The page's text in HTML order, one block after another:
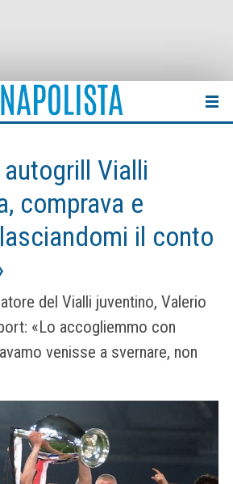
Vialli
comprava e
il conto
del Vialli juventino, Valerio
«Lo accogliemmo con
venisse a svernare, non